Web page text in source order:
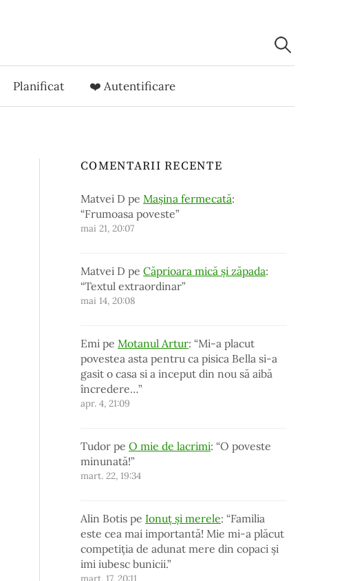
Planificat ❤️ Autentificare
Caută
COMENTARII RECENTE
Matvei D peMașina fermecată:
“Frumoasa poveste”
mai 21, 20:07
Matvei D peCăprioara mică și zăpada:
“Textul extraordinar”
mai 14, 20:08
Emi peMotanul Artur: “Mi-a placut
povestea asta pentru ca pisica Bella si-a
gasit o casa si a inceput din nou să aibă
încredere…”
apr. 4, 21:09
Tudor peO mie de lacrimi: “O poveste
minunată!”
mart. 22, 19:34
Alin Botis peIonuț și merele: “Familia
este cea mai importantă! Mie mi-a plăcut
competiția de adunat mere din copaci și
imi iubesc bunicii.”
mart. 17, 20:11